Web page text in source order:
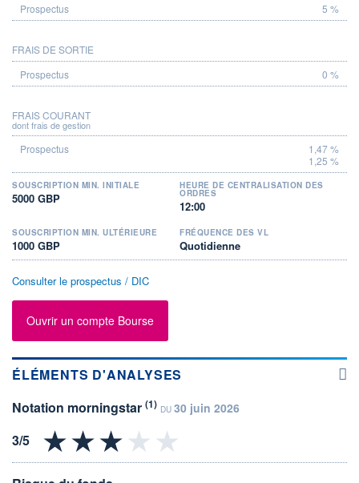
5 %
FRAIS DE SORTIE
0 %
FRAIS COURANT
dont frais de gestion
1,47 %
1,25 %
SOUSCRIPTION MIN. INITIALE
5000 GBP
HEURE DE CENTRALISATION DES
ORDRES
12:00
SOUSCRIPTION MIN. ULTÉRIEURE
1000 GBP
FRÉQUENCE DES VL
Quotidienne
Consulter le prospectus / DIC
Ouvrir un compte Bourse
ÉLÉMENTS D'ANALYSES
Notation morningstar (1) DU 30 juin 2026